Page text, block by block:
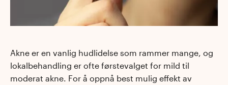
Akne er en vanlig hudlidelse som rammer mange, og
lokalbehandling er ofte førstevalget for mild til
moderat akne. For å oppnå best mulig effekt av